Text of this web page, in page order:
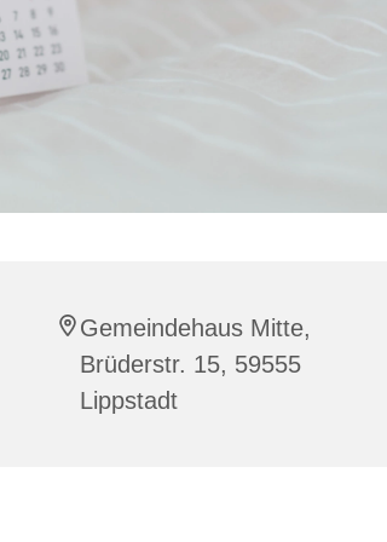
Gemeindehaus Mitte,
Brüderstr. 15, 59555
Lippstadt